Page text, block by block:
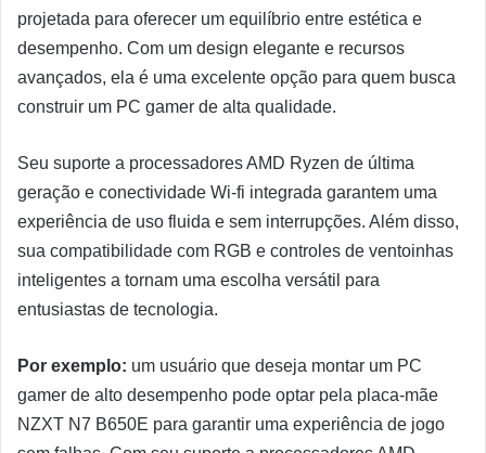
projetada para oferecer um equilíbrio entre estética e
desempenho. Com um design elegante e recursos
avançados, ela é uma excelente opção para quem busca
construir um PC gamer de alta qualidade.
Seu suporte a processadores AMD Ryzen de última
geração e conectividade Wi-fi integrada garantem uma
experiência de uso fluida e sem interrupções. Além disso,
sua compatibilidade com RGB e controles de ventoinhas
inteligentes a tornam uma escolha versátil para
entusiastas de tecnologia.
Por exemplo: um usuário que deseja montar um PC
gamer de alto desempenho pode optar pela placa-mãe
NZXT N7 B650E para garantir uma experiência de jogo